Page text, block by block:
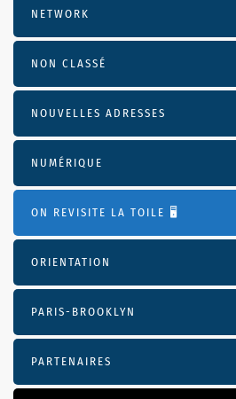
NETWORK
NON CLASSÉ
NOUVELLES ADRESSES
NUMÉRIQUE
ON REVISITE LA TOILE 🖥️
ORIENTATION
PARIS-BROOKLYN
PARTENAIRES